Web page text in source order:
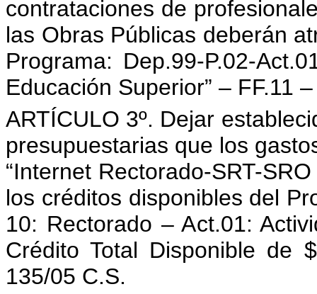
contrataciones de
las Obras Públicas deberán
Programa: Dep.99-P.02-
Educación Superior” – FF.11
ARTÍCULO 3º. Dejar
presupuestarias que los
“Internet Rectorado-SRT-
los créditos disponibles del
10: Rectorado – Act.01:
Crédito Total Disponible de
135/05 C.S.